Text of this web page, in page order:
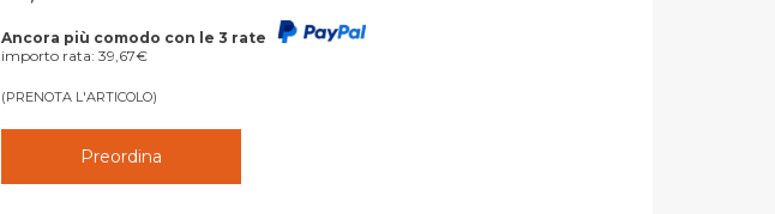
Ancora più comodo con le 3 rate
importo rata:39,67€
(PRENOTA L'ARTICOLO)
Preordina